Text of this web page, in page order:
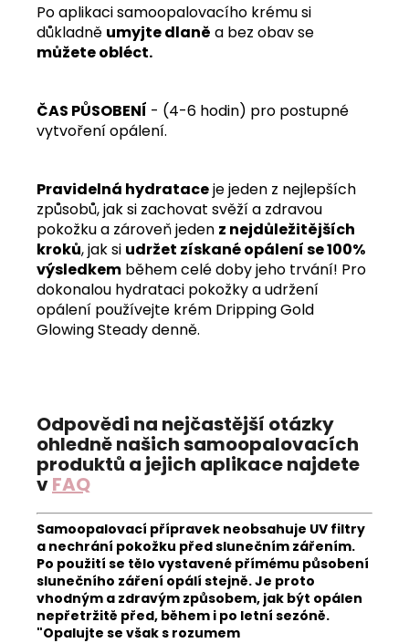
Po aplikaci samoopalovacího krému si
důkladně umyjte dlaně a bez obav se
můžete obléct.
ČAS PŮSOBENÍ - (4-6 hodin) pro postupné
vytvoření opálení.
Pravidelná hydrataceje jeden z nejlepších
způsobů, jak si zachovat svěží a zdravou
pokožku a zároveň jeden z nejdůležitějších
kroků, jak si udržet získané opálení se 100%
výsledkem během celé doby jeho trvání! Pro
dokonalou hydrataci pokožky a udržení
opálení používejte krém Dripping Gold
Glowing Steady denně.
Odpovědi na nejčastější otázky
ohledně našich samoopalovacích
produktů a jejich aplikace najdete
vFAQ
Samoopalovací přípravek neobsahuje UV filtry
a nechrání pokožku před slunečním zářením.
Po použití se tělo vystavené přímému působení
slunečního záření opálí stejně. Je proto
vhodným a zdravým způsobem, jak být opálen
nepřetržitě před, během i po letní sezóně.
"Opalujte se však s rozumem